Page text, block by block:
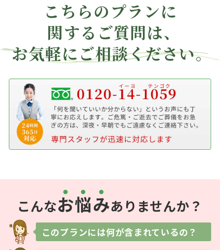
こちらのプランに
関する ご質問は、
お気軽にご相談ください。
こんなお悩みありませんか？
このプランには何が含まれているの？